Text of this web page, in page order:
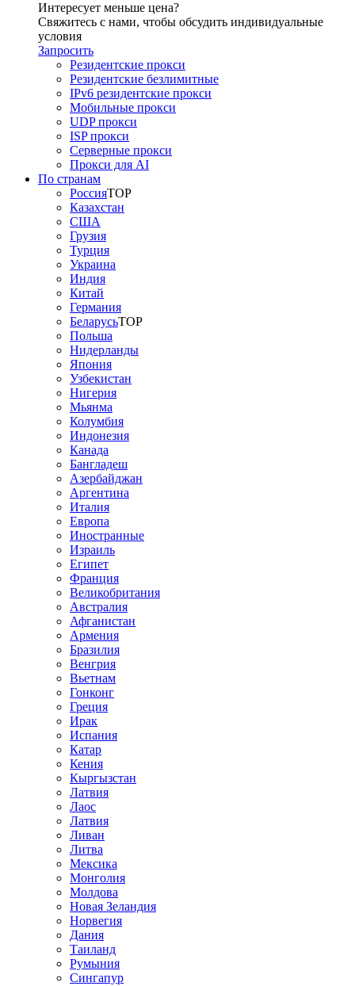
Интересует меньше цена?
Свяжитесь с нами, чтобы обсудить индивидуальные
условия
Запросить
Резидентские прокси
Резидентские безлимитные
IPv6 резидентские прокси
Мобильные прокси
UDP прокси
ISP прокси
Серверные прокси
Прокси для AI
По странам
РоссияTOP
Казахстан
США
Грузия
Турция
Украина
Индия
Китай
Германия
БеларусьTOP
Польша
Нидерланды
Япония
Узбекистан
Нигерия
Мьянма
Колумбия
Индонезия
Канада
Бангладеш
Азербайджан
Аргентина
Италия
Европа
Иностранные
Израиль
Египет
Франция
Великобритания
Австралия
Афганистан
Армения
Бразилия
Венгрия
Вьетнам
Гонконг
Греция
Ирак
Испания
Катар
Кения
Кыргызстан
Латвия
Лаос
Латвия
Ливан
Литва
Мексика
Монголия
Молдова
Новая Зеландия
Норвегия
Дания
Таиланд
Румыния
Сингапур